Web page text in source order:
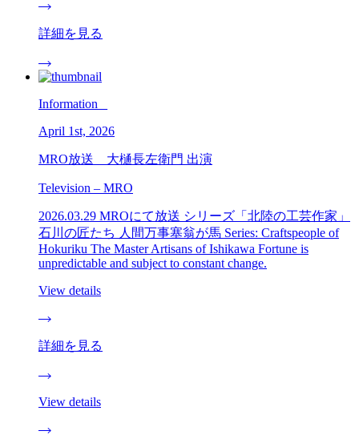
詳細を見る
Information _
April 1st, 2026
MRO放送 大樋長左衛門 出演
Television – MRO
2026.03.29 MROにて放送 シリーズ「北陸の工芸作家」
石川の匠たち 人間万事塞翁が馬 Series: Craftspeople of
Hokuriku The Master Artisans of Ishikawa Fortune is
unpredictable and subject to constant change.
View details
詳細を見る
View details